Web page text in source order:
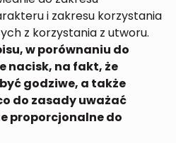
i zakresu korzystania
z korzystania z utworu.
w porównaniu do
nacisk, na fakt, że
godziwe, a także
do zasady uważać
proporcjonalne do